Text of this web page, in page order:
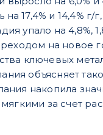
17,4% и 14,4% г/
упало на 4,8%,
на новое
ключевых
объясняет
накопила
за счет